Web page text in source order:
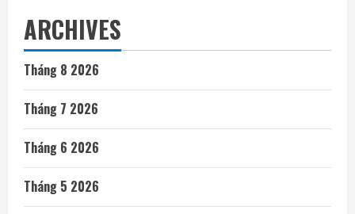
ARCHIVES
Tháng 8 2026
Tháng 7 2026
Tháng 6 2026
Tháng 5 2026